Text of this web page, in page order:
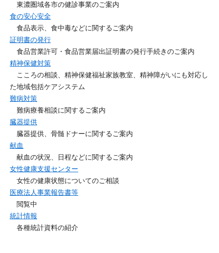
東濃圏域各市の健診事業のご案内
食の安心安全
食品表示、食中毒などに関するご案内
証明書の発行
食品営業許可・食品営業届出証明書の発行手続きのご案内
精神保健対策
こころの相談、精神保健福祉家族教室、精神障がいにも対応し
た地域包括ケアシステム
難病対策
難病療養相談に関するご案内
臓器提供
臓器提供、骨髄ドナーに関するご案内
献血
献血の状況、日程などに関するご案内
女性健康支援センター
女性の健康状態についてのご相談
医療法人事業報告書等
閲覧中
統計情報
各種統計資料の紹介